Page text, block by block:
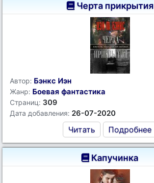
Черта прикрытия
Автор: Бэнкс Иэн
Жанр: Боевая фантастика
Страниц: 309
Дата добавления: 26-07-2020
Читать Подробнее
Капучинка